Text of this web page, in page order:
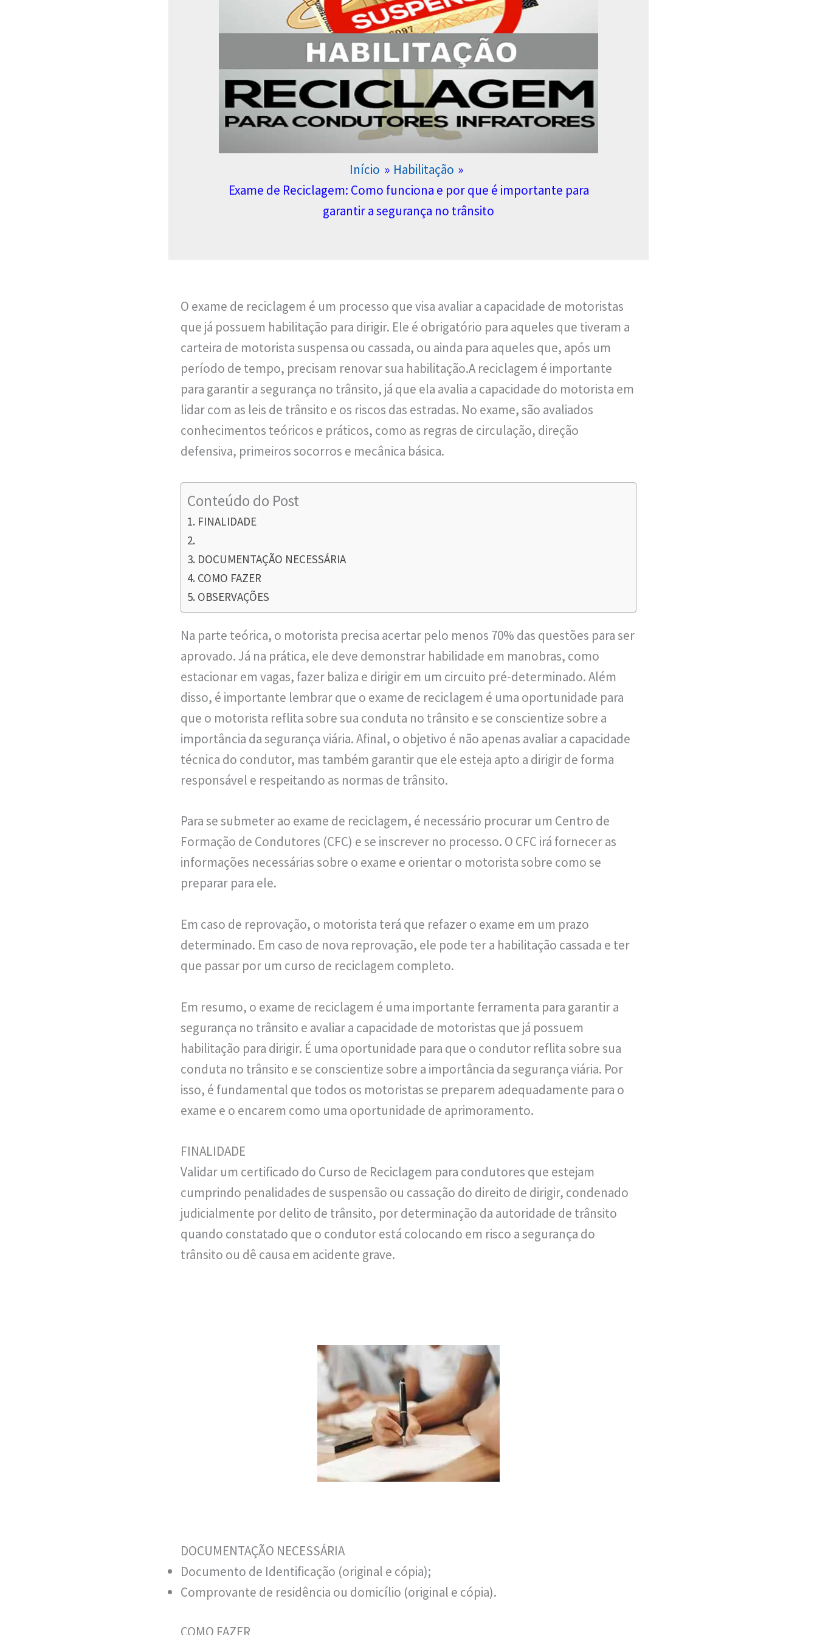
Início
Habilitação
Exame de Reciclagem: Como funciona e por que é importante para
garantir a segurança no trânsito
O exame de reciclagem é um processo que visa avaliar a capacidade de motoristas
que já possuem habilitação para dirigir. Ele é obrigatório para aqueles que tiveram a
carteira de motorista suspensa ou cassada, ou ainda para aqueles que, após um
período de tempo, precisam renovar sua habilitação.A reciclagem é importante
para garantir a segurança no trânsito, já que ela avalia a capacidade do motorista em
lidar com as leis de trânsito e os riscos das estradas. No exame, são avaliados
conhecimentos teóricos e práticos, como as regras de circulação, direção
defensiva, primeiros socorros e mecânica básica.
Conteúdo do Post
FINALIDADE
DOCUMENTAÇÃO NECESSÁRIA
COMO FAZER
OBSERVAÇÕES
Na parte teórica, o motorista precisa acertar pelo menos 70% das questões para ser
aprovado. Já na prática, ele deve demonstrar habilidade em manobras, como
estacionar em vagas, fazer baliza e dirigir em um circuito pré-determinado. Além
disso, é importante lembrar que o exame de reciclagem é uma oportunidade para
que o motorista reflita sobre sua conduta no trânsito e se conscientize sobre a
importância da segurança viária. Afinal, o objetivo é não apenas avaliar a capacidade
técnica do condutor, mas também garantir que ele esteja apto a dirigir de forma
responsável e respeitando as normas de trânsito.
Para se submeter ao exame de reciclagem, é necessário procurar um Centro de
Formação de Condutores (CFC) e se inscrever no processo. O CFC irá fornecer as
informações necessárias sobre o exame e orientar o motorista sobre como se
preparar para ele.
Em caso de reprovação, o motorista terá que refazer o exame em um prazo
determinado. Em caso de nova reprovação, ele pode ter a habilitação cassada e ter
que passar por um curso de reciclagem completo.
Em resumo, o exame de reciclagem é uma importante ferramenta para garantir a
segurança no trânsito e avaliar a capacidade de motoristas que já possuem
habilitação para dirigir. É uma oportunidade para que o condutor reflita sobre sua
conduta no trânsito e se conscientize sobre a importância da segurança viária. Por
isso, é fundamental que todos os motoristas se preparem adequadamente para o
exame e o encarem como uma oportunidade de aprimoramento.
FINALIDADE
Validar um certificado do Curso de Reciclagem para condutores que estejam
cumprindo penalidades de suspensão ou cassação do direito de dirigir, condenado
judicialmente por delito de trânsito, por determinação da autoridade de trânsito
quando constatado que o condutor está colocando em risco a segurança do
trânsito ou dê causa em acidente grave.
DOCUMENTAÇÃO NECESSÁRIA
Documento de Identificação (original e cópia);
Comprovante de residência ou domicílio (original e cópia).